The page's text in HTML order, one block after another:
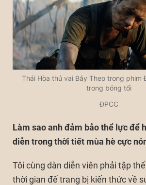
Thái Hòa thủ vai Bảy Theo trong phim
trong bóng tối
ĐPCC
Làm sao anh đảm bảo thể lực để
diễn trong thời tiết mùa hè cực
Tôi cùng dàn diễn viên phải tập
thời gian để trang bị kiến thức về